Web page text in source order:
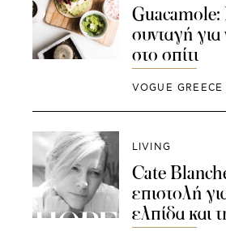
Guacamole:
συνταγή για
στο σπίτι
VOGUE GREECE
LIVING
Cate
επιστολή
ελπίδα και